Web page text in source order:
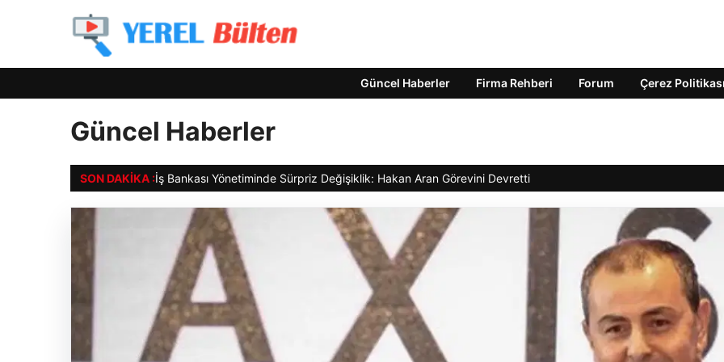
Güncel Haberler Firma Rehberi Forum Çerez
Güncel Haberler
SON DAKIKA :İş Bankası Yönetiminde Sürpriz Değişiklik: Hakan Aran Görevini Devretti